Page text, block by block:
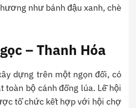
như bánh đậu xanh, chè
– Thanh Hóa
dựng trên một ngọn đồi, có
toàn bộ cánh đồng lúa. Lễ hội
tổ chức kết hợp với hội chợ